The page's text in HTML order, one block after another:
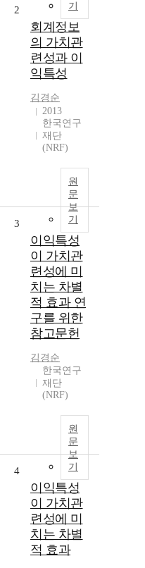
기
2
회계정보
의 가치관
련성과 이
익특성
김경순
2013
한국연구
재단
(NRF)
원
문
보
기
3
이익특성
이 가치관
련성에 미
치는 차별
적 효과 연
구를 위한
참고문헌
김경순
한국연구
재단
(NRF)
원
문
보
기
4
이익특성
이 가치관
련성에 미
치는 차별
적 효과